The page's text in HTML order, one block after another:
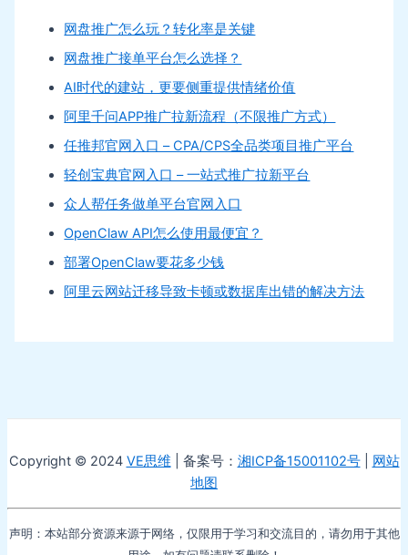
网盘推广怎么玩？转化率是关键
网盘推广接单平台怎么选择？
AI时代的建站，更要侧重提供情绪价值
阿里千问APP推广拉新流程（不限推广方式）
任推邦官网入口 – CPA/CPS全品类项目推广平台
轻创宝典官网入口 – 一站式推广拉新平台
众人帮任务做单平台官网入口
OpenClaw API怎么使用最便宜？
部署OpenClaw要花多少钱
阿里云网站迁移导致卡顿或数据库出错的解决方法
Copyright © 2024 VE思维 | 备案号： 湘ICP备15001102号| 网站
地图
声明：本站部分资源来源于网络，仅限用于学习和交流目的，请勿用于其他